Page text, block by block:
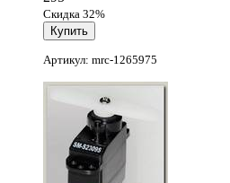
Скидка 32%
Артикул: mrc-1265975